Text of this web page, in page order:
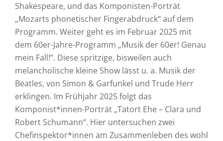
Shakespeare, und das Komponisten-Porträt
„Mozarts phonetischer Fingerabdruck“ auf dem
Programm. Weiter geht es im Februar 2025 mit
dem 60er-Jahre-Programm „Musik der 60er! Genau
mein Fall!“. Diese spritzige, bisweilen auch
melancholische kleine Show lässt u. a. Musik der
Beatles, von Simon & Garfunkel und Trude Herr
erklingen. Im Frühjahr 2025 folgt das
Komponist*innen-Porträt „Tatort Ehe – Clara und
Robert Schumann“. Hier untersuchen zwei
Chefinspektor*innen am Zusammenleben des wohl